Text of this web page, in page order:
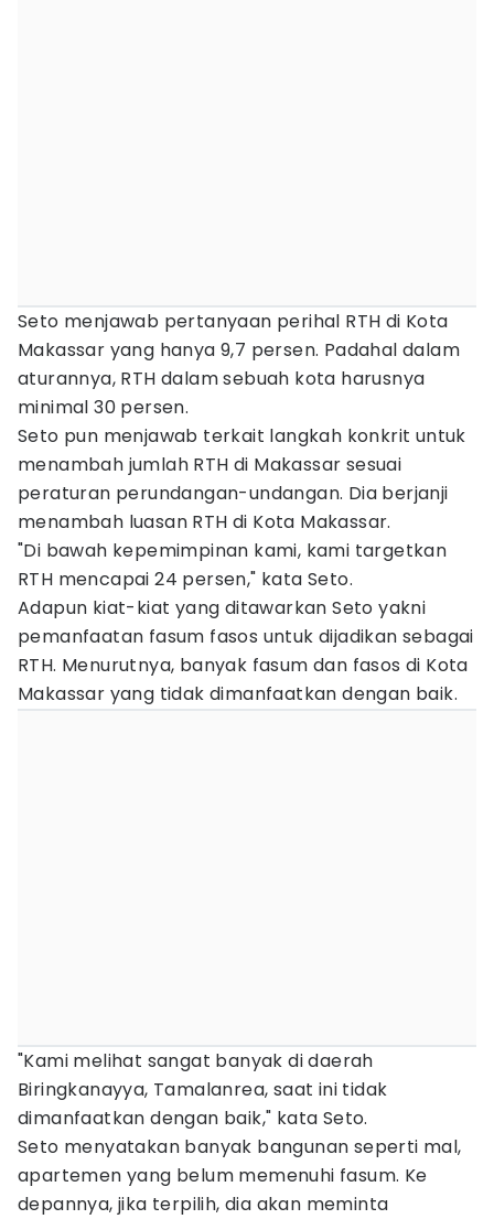
Seto menjawab pertanyaan perihal RTH di Kota
Makassar yang hanya 9,7 persen. Padahal dalam
aturannya, RTH dalam sebuah kota harusnya
minimal 30 persen.
Seto pun menjawab terkait langkah konkrit untuk
menambah jumlah RTH di Makassar sesuai
peraturan perundangan-undangan. Dia berjanji
menambah luasan RTH di Kota Makassar.
"Di bawah kepemimpinan kami, kami targetkan
RTH mencapai 24 persen," kata Seto.
Adapun kiat-kiat yang ditawarkan Seto yakni
pemanfaatan fasum fasos untuk dijadikan sebagai
RTH. Menurutnya, banyak fasum dan fasos di Kota
Makassar yang tidak dimanfaatkan dengan baik.
"Kami melihat sangat banyak di daerah
Biringkanayya, Tamalanrea, saat ini tidak
dimanfaatkan dengan baik," kata Seto.
Seto menyatakan banyak bangunan seperti mal,
apartemen yang belum memenuhi fasum. Ke
depannya, jika terpilih, dia akan meminta